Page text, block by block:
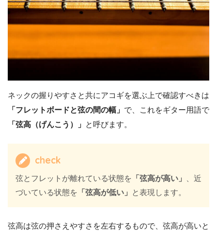
ネックの握りやすさと共にアコギを選ぶ上で確認すべきは
「フレットボードと弦の間の幅」 で、これをギター用語で
「弦高（げんこう）」 と呼びます。
check
弦とフレットが離れている状態を 「弦高が高い」
、近
づいている状態を
「弦高が低い」 と表現します。
弦高は弦の押さえやすさを左右するもので、弦高が高いと